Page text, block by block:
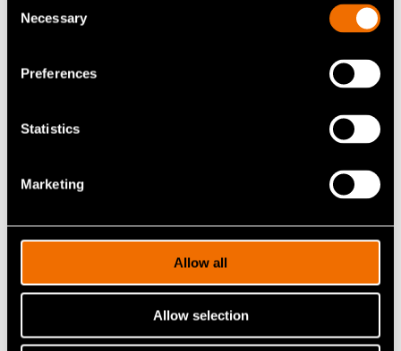
Selection
Necessary
Preferences
Statistics
Marketing
Allow all
Allow selection
Ota yhteyttä
Katso profiili